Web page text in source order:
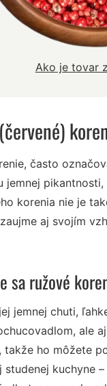
Ako je tovar
často
jemnej
korenia nie je
aj svojím
sa ružové
jemnej chuti,
ale
takže ho môžete
studenej kuchyne